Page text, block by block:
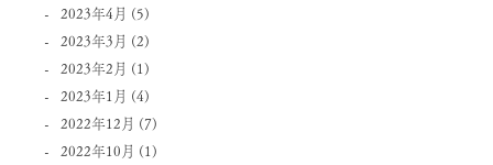
2023年4月 (5)
2023年3月 (2)
2023年2月 (1)
2023年1月 (4)
2022年12月 (7)
2022年10月 (1)